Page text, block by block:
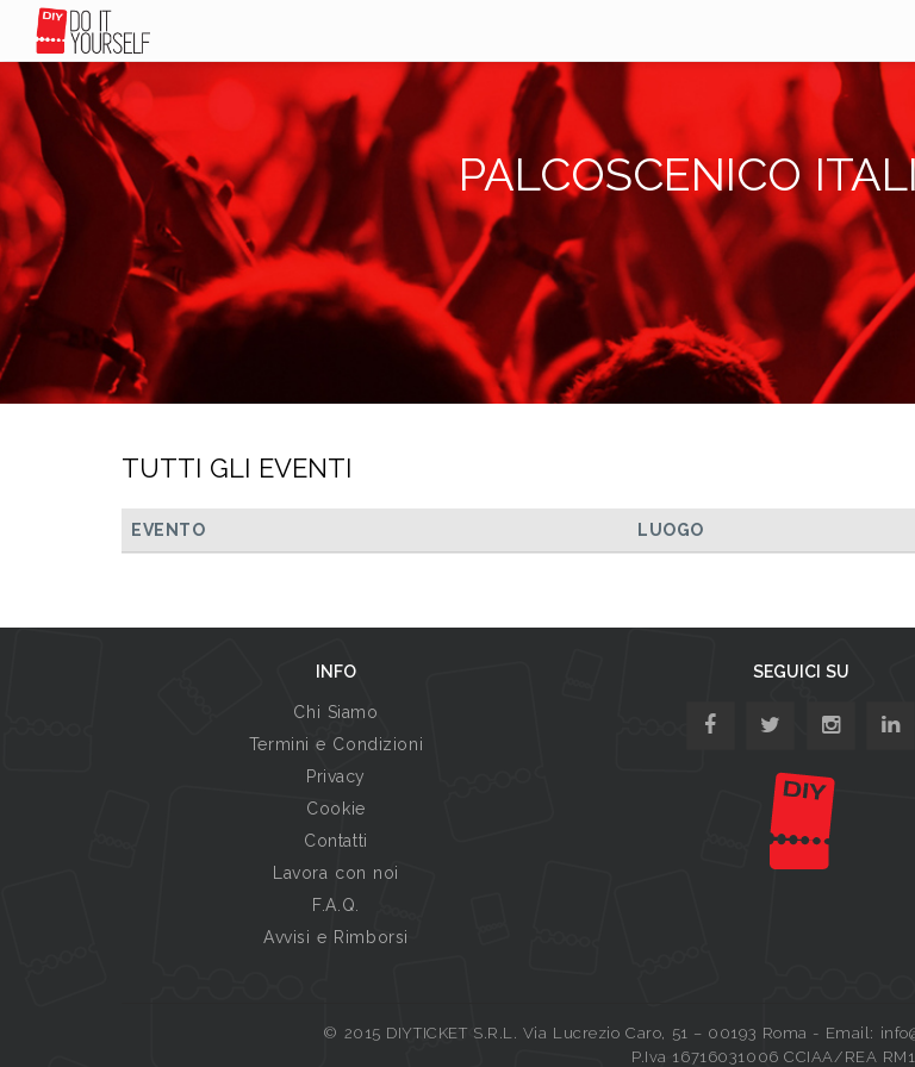
PALCOSCENICO
TUTTI GLI EVENTI
EVENTO LUOGO
INFO
Chi Siamo
Termini e Condizioni
Privacy
Cookie
Contatti
Lavora con noi
F.A.Q.
Avvisi e Rimborsi
SEGUICI SU
© 2015 DIYTICKET S.R.L. Via Lucrezio Caro, 51 – 00193 Roma - Email:
P.Iva 16716031006 CCIAA/REA